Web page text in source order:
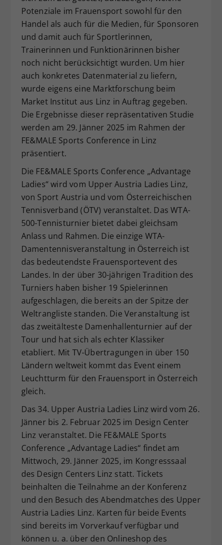
Potenziale im Frauensport sowohl für den
Handel als auch für die Medien, für Sponsoren
und damit auch für Sportlerinnen,
Trainerinnen und Funktionärinnen bisher
noch nicht berücksichtigt wurden. Um hier
auch konkretes Datenmaterial zu liefern,
wurde eigens eine Marktforschung beim
Market Institut aus Linz in Auftrag gegeben.
Die Ergebnisse dieser repräsentativen Studie
werden am 29. Jänner 2025 im Rahmen der
FE&MALE Sports Conference in Linz
präsentiert.
Die FE&MALE Sports Conference „Advantage
Ladies“ wird vom Upper Austria Ladies Linz,
von Sport Austria und vom Österreichischen
Tennisverband (ÖTV) veranstaltet. Das WTA-
500-Tennisturnier bietet dabei gleichsam
Anlass und Rahmen. Die einzige WTA-
Damentennisveranstaltung in Österreich ist
das bedeutendste Frauensportevent des
Landes. In der über 30-jährigen Tradition des
Turniers haben bisher 19 Spielerinnen
aufgeschlagen, die bereits an der Spitze der
Weltrangliste standen. Die Veranstaltung ist
das zweitälteste Damenhallenturnier auf der
Tour und hat sich als echter Klassiker
etabliert. Mit TV-Übertragungen in über 150
Ländern weltweit kommt das Event einem
Leuchtturm für den Frauensport in Österreich
gleich.
Das 34. Upper Austria Ladies Linz wird vom 26.
Jänner bis 2. Februar 2025 im Design Center
Linz veranstaltet. Die FE&MALE Sports
Conference „Advantage Ladies“ findet am
Mittwoch, 29. Jänner 2025, im Kongresssaal
des Design Centers Linz statt. Tickets
beinhalten die Teilnahme an der Konferenz
und den Besuch des Abendmatches des Upper
Austria Ladies Linz. Karten für beide Events
sind bereits im Vorverkauf verfügbar und
können u. a. über den Onlineshop des